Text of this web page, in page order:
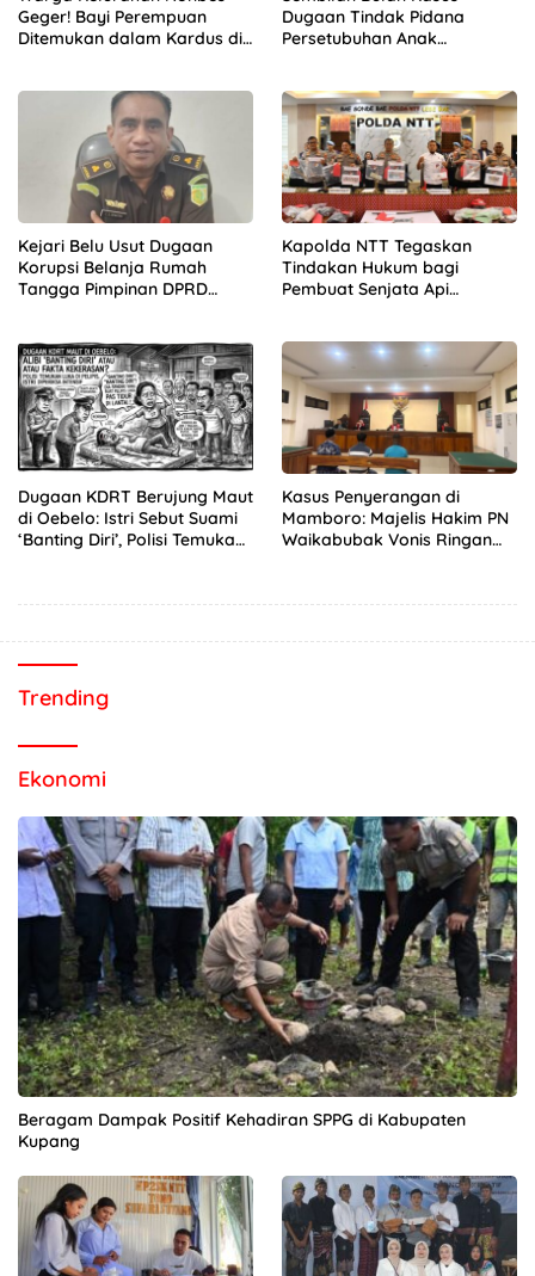
Geger! Bayi Perempuan
Ditemukan dalam Kardus di
Dugaan Tindak Pidana
Persetubuhan Anak
Kejari Belu Usut Dugaan
Korupsi Belanja Rumah
Tangga Pimpinan DPRD
Kapolda NTT Tegaskan
Tindakan Hukum bagi
Pembuat Senjata Api
Dugaan KDRT Berujung Maut
di Oebelo: Istri Sebut Suami
‘Banting Diri’, Polisi Temukan
Kasus Penyerangan di
Mamboro: Majelis Hakim PN
Waikabubak Vonis Ringan
Ajukan Banding
Trending
Ekonomi
Beragam Dampak Positif Kehadiran SPPG di Kabupaten
Kupang